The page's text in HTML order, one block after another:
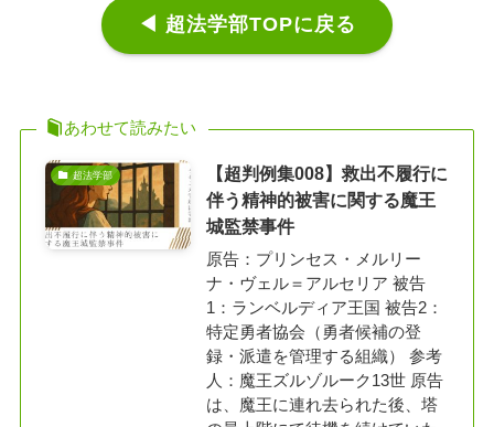
◀ 超法学部TOPに戻る
あわせて読みたい
超法学部
【超判例集008】救出不履行に
伴う精神的被害に関する魔王
城監禁事件
原告：プリンセス・メルリー
ナ・ヴェル＝アルセリア 被告
1：ランベルディア王国 被告2：
特定勇者協会（勇者候補の登
録・派遣を管理する組織） 参考
人：魔王ズルゾルーク13世 原告
は、魔王に連れ去られた後、塔